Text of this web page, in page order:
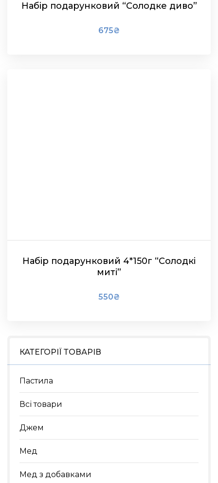
КАТЕГОРІЇ ТОВАРІВ
Пастила
Всі товари
Джем
Мед
Мед з добавками
Набір подарунковий “Солодке диво”
675₴
Набір подарунковий 4*150г “Солодкі
миті”
550₴